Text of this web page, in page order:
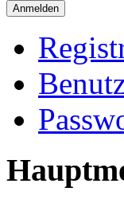
Anmelden